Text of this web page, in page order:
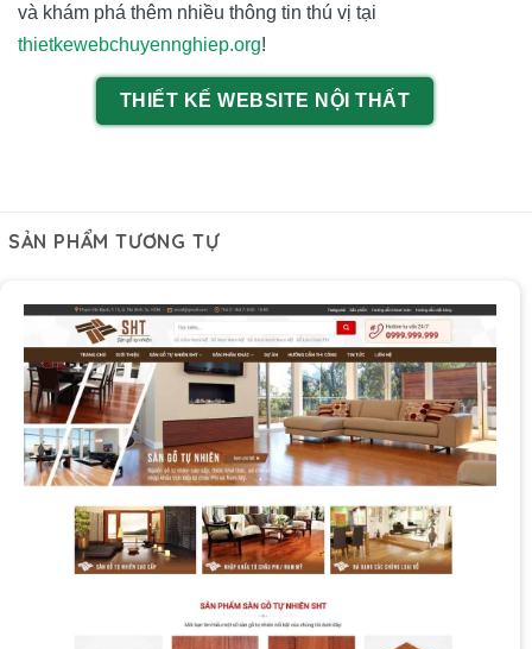
và khám phá thêm nhiều thông tin thú vị tại
thietkewebchuyennghiep.org!
THIẾT KẾ WEBSITE NỘI THẤT
SẢN PHẨM TƯƠNG TỰ